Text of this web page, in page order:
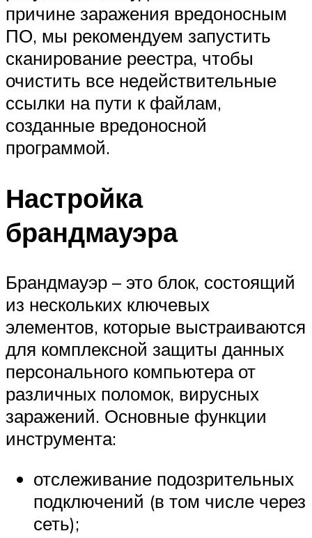
причине заражения вредоносным
ПО, мы рекомендуем запустить
сканирование реестра, чтобы
очистить все недействительные
ссылки на пути к файлам,
созданные вредоносной
программой.
Настройка
брандмауэра
Брандмауэр – это блок, состоящий
из нескольких ключевых
элементов, которые выстраиваются
для комплексной защиты данных
персонального компьютера от
различных поломок, вирусных
заражений. Основные функции
инструмента:
отслеживание подозрительных
подключений (в том числе через
сеть);